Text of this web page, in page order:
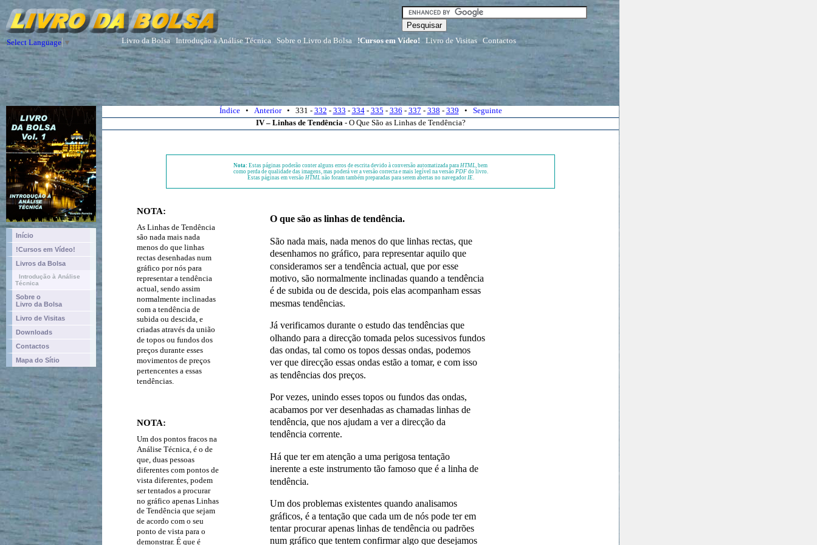
Select Language ▼ Livro da Bolsa Introdução à Análise Técnica Sobre o Livro da Bolsa !Cursos em Vídeo! Livro de Visitas Contactos
Início
!Cursos em Vídeo!
Livros da Bolsa
Introdução à Análise
Técnica
Sobre o
Livro da Bolsa
Livro de Visitas
Downloads
Contactos
Mapa do Sítio
IV – Linhas de Tendência- O Que São as Linhas de Tendência?
Índice• Anterior• 331 - 332 - 333 - 334- 335 - 336 - 337 - 338 - 339 • Seguinte
O que são as linhas de tendência.
São nada mais, nada menos do que linhas rectas, que
desenhamos no gráfico, para representar aquilo que
consideramos ser a tendência actual, que por esse
motivo, são normalmente inclinadas quando a tendência
é de subida ou de descida, pois elas acompanham essas
mesmas tendências.
Já verificamos durante o estudo das tendências que
olhando para a direcção tomada pelos sucessivos fundos
das ondas, tal como os topos dessas ondas, podemos
ver que direcção essas ondas estão a tomar, e com isso
as tendências dos preços.
Por vezes, unindo esses topos ou fundos das ondas,
acabamos por ver desenhadas as chamadas linhas de
tendência, que nos ajudam a ver a direcção da
tendência corrente.
Há que ter em atenção a uma perigosa tentação
inerente a este instrumento tão famoso que é a linha de
tendência.
Um dos problemas existentes quando analisamos
gráficos, é a tentação que cada um de nós pode ter em
tentar procurar apenas linhas de tendência ou padrões
num gráfico que tentem confirmar algo que desejamos
NOTA:
As Linhas de Tendência
são nada mais nada
menos do que linhas
rectas desenhadas num
gráfico por nós para
representar a tendência
actual, sendo assim
normalmente inclinadas
com a tendência de
subida ou descida, e
criadas através da união
de topos ou fundos dos
preços durante esses
movimentos de preços
pertencentes a essas
tendências.
NOTA:
Um dos pontos fracos na
Análise Técnica, é o de
que, duas pessoas
diferentes com pontos de
vista diferentes, podem
ser tentados a procurar
no gráfico apenas Linhas
de Tendência que sejam
de acordo com o seu
ponto de vista para o
demonstrar. É que é
Nota: Estas páginas poderão conter alguns erros de escrita devido à conversão automatizada para HTML, bem
como perda de qualidade das imagens, mas poderá ver a versão correcta e mais legível na versão PDFdo livro.
Estas páginas em versão HTMLnão foram também preparadas para serem abertas no navegador IE.